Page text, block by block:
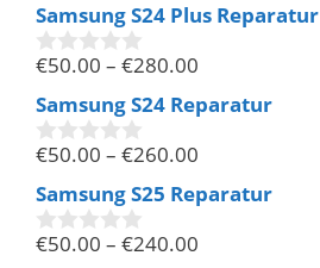
o
n
5
Samsung S24 Plus Reparatur
0
o
n
5
€50.00 – €280.00
Samsung S24 Reparatur
0
o
n
5
€50.00 – €260.00
Samsung S25 Reparatur
0
€50.00 – €240.00